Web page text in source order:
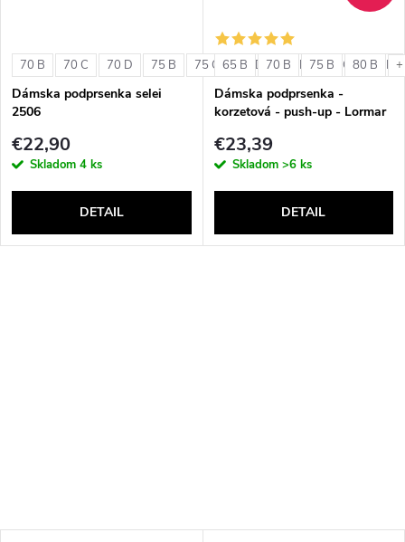
70 B 70 C 70 D 75 B 75 C 75 D 80 B 80 C 80 D
Dámska podprsenka selei
2506
€22,90
Skladom 4 ks
DETAIL
65 B 70 B 75 B 80 B
Dámska podprsenka -
korzetová - push-up - Lormar
€23,39
Skladom >6 ks
DETAIL